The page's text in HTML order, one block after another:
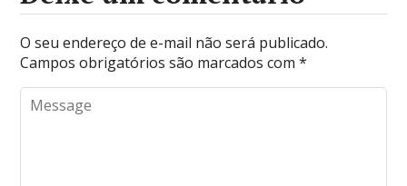
O seu endereço de e-mail não será publicado.
Campos obrigatórios são marcados com*